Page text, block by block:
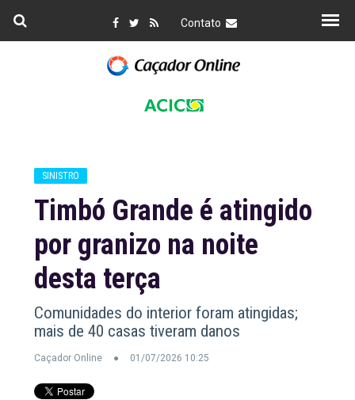
Contato
SINISTRO
Timbó Grande é atingido
por granizo na noite
desta terça
Comunidades do interior foram atingidas;
mais de 40 casas tiveram danos
Caçador Online 01/07/2026 10:25